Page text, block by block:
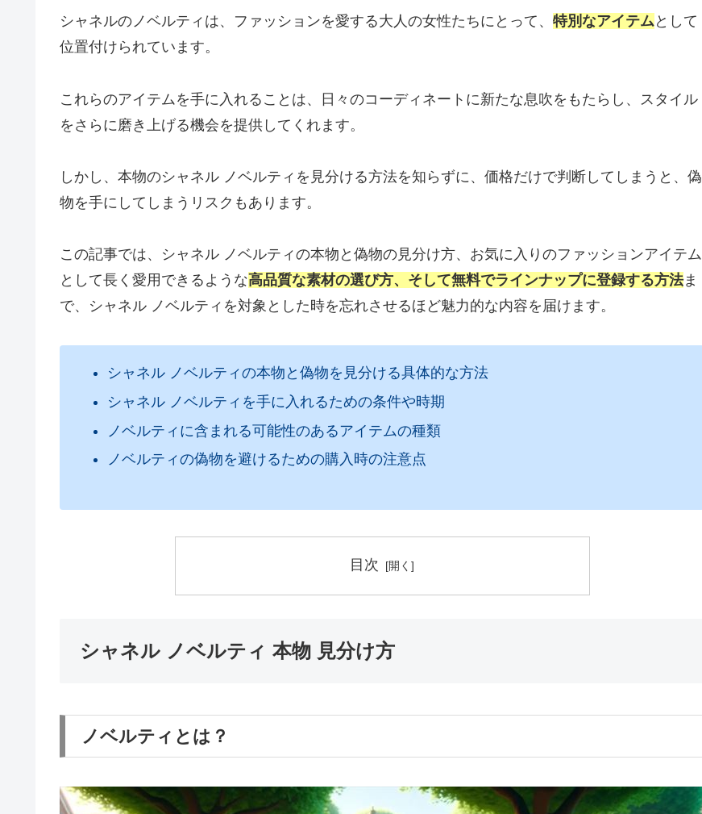
シャネルのノベルティは、ファッションを愛する大人の女性たちにとって、 特別なアイテムとして
位置付けられています。
これらのアイテムを手に入れることは、日々のコーディネートに新たな息吹をもたらし、スタイル
をさらに磨き上げる機会を提供してくれます。
しかし、本物のシャネル ノベルティを見分ける方法を知らずに、価格だけで判断してしまうと、偽
物を手にしてしまうリスクもあります。
この記事では、シャネル ノベルティの本物と偽物の見分け方、お気に入りのファッションアイテム
として長く愛用できるような高品質な素材の選び方、そして無料でラインナップに登録する方法ま
で、シャネル ノベルティを対象とした時を忘れさせるほど魅力的な内容を届けます。
シャネル ノベルティの本物と偽物を見分ける具体的な方法
シャネル ノベルティを手に入れるための条件や時期
ノベルティに含まれる可能性のあるアイテムの種類
ノベルティの偽物を避けるための購入時の注意点
目次
シャネル ノベルティ 本物 見分け方
ノベルティとは？